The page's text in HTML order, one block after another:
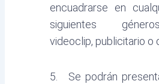
encuadrarse en
siguientes
videoclip, publicitario o
5. Se podrán